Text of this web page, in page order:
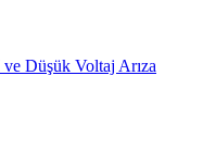
Düşük Voltaj Arıza